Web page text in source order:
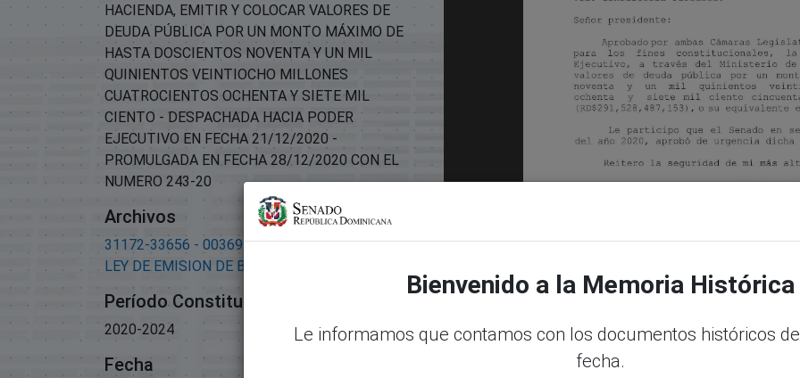
HACIENDA, EMITIR Y COLOCAR VALORES DE
DEUDA PÚBLICA POR UN MONTO MÁXIMO DE
HASTA DOSCIENTOS NOVENTA Y UN MIL
QUINIENTOS VEINTIOCHO MILLONES
CUATROCIENTOS OCHENTA Y SIETE MIL
CIENTO - DESPACHADA HACIA PODER
EJECUTIVO EN FECHA 21/12/2020 -
PROMULGADA EN FECHA 28/12/2020 CON EL
NUMERO 243-20
Archivos
31172-33656 - 00369-APROBADA Y FIRMADA-
LEY DE EMISION DE BONOS 2021.pdf
Período Constitucional
2020-2024
Fecha
Bienvenido a la Memoria Histórica
Le informamos que contamos con los documentos históricos
fecha.